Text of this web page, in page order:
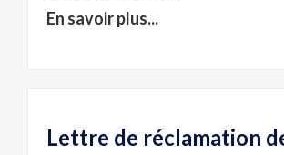
En savoir plus...
Lettre de réclamation